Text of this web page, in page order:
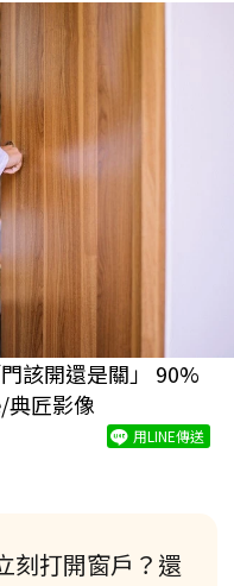
該開還是關」 90%
匠影像
用LINE傳送
刻打開窗戶？還